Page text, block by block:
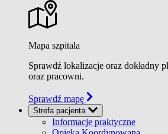
Mapa szpitala
Sprawdź lokalizacje oraz dokładny
oraz pracowni.
Sprawdź mapę
Strefa pacjenta
Informacje praktyczne